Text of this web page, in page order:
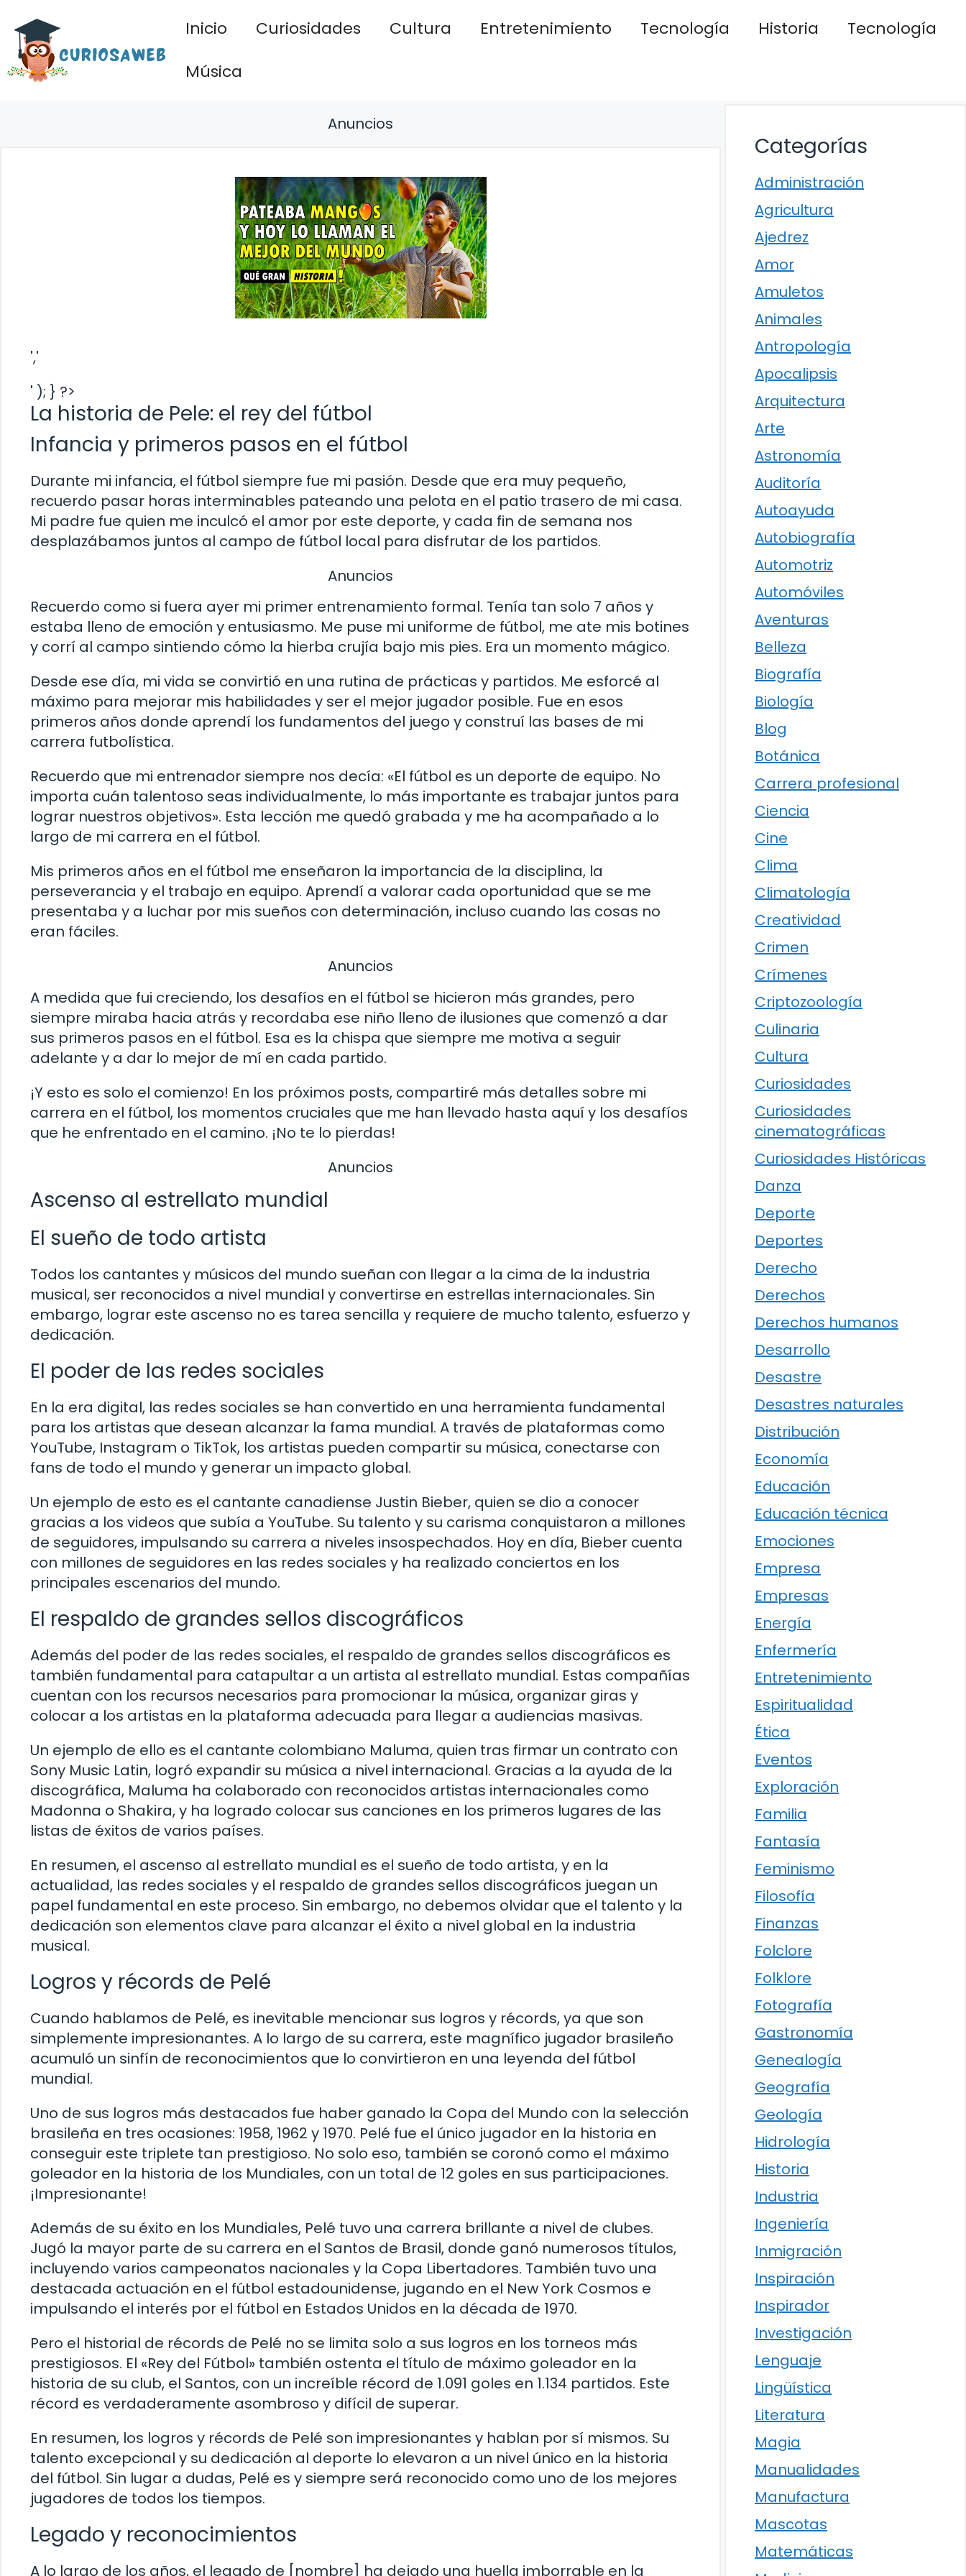
contenido
Inicio Curiosidades Cultura Entretenimiento Tecnología Historia
Tecnología
Música
Anuncios
','
' ); } ?>
La historia de Pele: el rey del fútbol
Infancia y primeros pasos en el fútbol
Durante mi infancia, el fútbol siempre fue mi pasión. Desde que era muy pequeño,
recuerdo pasar horas interminables pateando una pelota en el patio trasero de mi casa.
Mi padre fue quien me inculcó el amor por este deporte, y cada fin de semana nos
desplazábamos juntos al campo de fútbol local para disfrutar de los partidos.
Anuncios
Recuerdo como si fuera ayer mi primer entrenamiento formal. Tenía tan solo 7 años y
estaba lleno de emoción y entusiasmo. Me puse mi uniforme de fútbol, me ate mis botines
y corrí al campo sintiendo cómo la hierba crujía bajo mis pies. Era un momento mágico.
Desde ese día, mi vida se convirtió en una rutina de prácticas y partidos. Me esforcé al
máximo para mejorar mis habilidades y ser el mejor jugador posible. Fue en esos
primeros años donde aprendí los fundamentos del juego y construí las bases de mi
carrera futbolística.
Recuerdo que mi entrenador siempre nos decía: «El fútbol es un deporte de equipo. No
importa cuán talentoso seas individualmente, lo más importante es trabajar juntos para
lograr nuestros objetivos». Esta lección me quedó grabada y me ha acompañado a lo
largo de mi carrera en el fútbol.
Mis primeros años en el fútbol me enseñaron la importancia de la disciplina, la
perseverancia y el trabajo en equipo. Aprendí a valorar cada oportunidad que se me
presentaba y a luchar por mis sueños con determinación, incluso cuando las cosas no
eran fáciles.
Anuncios
A medida que fui creciendo, los desafíos en el fútbol se hicieron más grandes, pero
siempre miraba hacia atrás y recordaba ese niño lleno de ilusiones que comenzó a dar
sus primeros pasos en el fútbol. Esa es la chispa que siempre me motiva a seguir
adelante y a dar lo mejor de mí en cada partido.
¡Y esto es solo el comienzo! En los próximos posts, compartiré más detalles sobre mi
carrera en el fútbol, los momentos cruciales que me han llevado hasta aquí y los desafíos
que he enfrentado en el camino. ¡No te lo pierdas!
Anuncios
Ascenso al estrellato mundial
El sueño de todo artista
Todos los cantantes y músicos del mundo sueñan con llegar a la cima de la industria
musical, ser reconocidos a nivel mundial y convertirse en estrellas internacionales. Sin
embargo, lograr este ascenso no es tarea sencilla y requiere de mucho talento, esfuerzo y
dedicación.
El poder de las redes sociales
En la era digital, las redes sociales se han convertido en una herramienta fundamental
para los artistas que desean alcanzar la fama mundial. A través de plataformas como
YouTube, Instagram o TikTok, los artistas pueden compartir su música, conectarse con
fans de todo el mundo y generar un impacto global.
Un ejemplo de esto es el cantante canadiense Justin Bieber, quien se dio a conocer
gracias a los videos que subía a YouTube. Su talento y su carisma conquistaron a millones
de seguidores, impulsando su carrera a niveles insospechados. Hoy en día, Bieber cuenta
con millones de seguidores en las redes sociales y ha realizado conciertos en los
principales escenarios del mundo.
El respaldo de grandes sellos discográficos
Además del poder de las redes sociales, el respaldo de grandes sellos discográficos es
también fundamental para catapultar a un artista al estrellato mundial. Estas compañías
cuentan con los recursos necesarios para promocionar la música, organizar giras y
colocar a los artistas en la plataforma adecuada para llegar a audiencias masivas.
Un ejemplo de ello es el cantante colombiano Maluma, quien tras firmar un contrato con
Sony Music Latin, logró expandir su música a nivel internacional. Gracias a la ayuda de la
discográfica, Maluma ha colaborado con reconocidos artistas internacionales como
Madonna o Shakira, y ha logrado colocar sus canciones en los primeros lugares de las
listas de éxitos de varios países.
En resumen, el ascenso al estrellato mundial es el sueño de todo artista, y en la
actualidad, las redes sociales y el respaldo de grandes sellos discográficos juegan un
papel fundamental en este proceso. Sin embargo, no debemos olvidar que el talento y la
dedicación son elementos clave para alcanzar el éxito a nivel global en la industria
musical.
Logros y récords de Pelé
Cuando hablamos de Pelé, es inevitable mencionar sus logros y récords, ya que son
simplemente impresionantes. A lo largo de su carrera, este magnífico jugador brasileño
acumuló un sinfín de reconocimientos que lo convirtieron en una leyenda del fútbol
mundial.
Uno de sus logros más destacados fue haber ganado la Copa del Mundo con la selección
brasileña en tres ocasiones: 1958, 1962 y 1970. Pelé fue el único jugador en la historia en
conseguir este triplete tan prestigioso. No solo eso, también se coronó como el máximo
goleador en la historia de los Mundiales, con un total de 12 goles en sus participaciones.
¡Impresionante!
Además de su éxito en los Mundiales, Pelé tuvo una carrera brillante a nivel de clubes.
Jugó la mayor parte de su carrera en el Santos de Brasil, donde ganó numerosos títulos,
incluyendo varios campeonatos nacionales y la Copa Libertadores. También tuvo una
destacada actuación en el fútbol estadounidense, jugando en el New York Cosmos e
impulsando el interés por el fútbol en Estados Unidos en la década de 1970.
Pero el historial de récords de Pelé no se limita solo a sus logros en los torneos más
prestigiosos. El «Rey del Fútbol» también ostenta el título de máximo goleador en la
historia de su club, el Santos, con un increíble récord de 1.091 goles en 1.134 partidos. Este
récord es verdaderamente asombroso y difícil de superar.
En resumen, los logros y récords de Pelé son impresionantes y hablan por sí mismos. Su
talento excepcional y su dedicación al deporte lo elevaron a un nivel único en la historia
del fútbol. Sin lugar a dudas, Pelé es y siempre será reconocido como uno de los mejores
jugadores de todos los tiempos.
Legado y reconocimientos
A lo largo de los años, el legado de [nombre] ha dejado una huella imborrable en la
Categorías
Administración
Agricultura
Ajedrez
Amor
Amuletos
Animales
Antropología
Apocalipsis
Arquitectura
Arte
Astronomía
Auditoría
Autoayuda
Autobiografía
Automotriz
Automóviles
Aventuras
Belleza
Biografía
Biología
Blog
Botánica
Carrera profesional
Ciencia
Cine
Clima
Climatología
Creatividad
Crimen
Crímenes
Criptozoología
Culinaria
Cultura
Curiosidades
Curiosidades
cinematográficas
Curiosidades Históricas
Danza
Deporte
Deportes
Derecho
Derechos
Derechos humanos
Desarrollo
Desastre
Desastres naturales
Distribución
Economía
Educación
Educación técnica
Emociones
Empresa
Empresas
Energía
Enfermería
Entretenimiento
Espiritualidad
Ética
Eventos
Exploración
Familia
Fantasía
Feminismo
Filosofía
Finanzas
Folclore
Folklore
Fotografía
Gastronomía
Genealogía
Geografía
Geología
Hidrología
Historia
Industria
Ingeniería
Inmigración
Inspiración
Inspirador
Investigación
Lenguaje
Lingüística
Literatura
Magia
Manualidades
Manufactura
Mascotas
Matemáticas